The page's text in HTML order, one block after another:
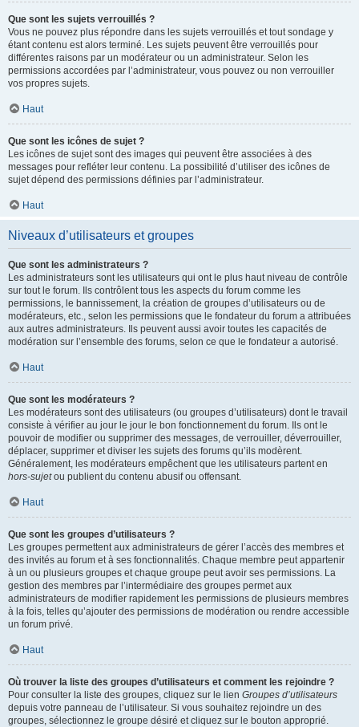
Que sont les sujets verrouillés ?
Vous ne pouvez plus répondre dans les sujets verrouillés et tout sondage y
étant contenu est alors terminé. Les sujets peuvent être verrouillés pour
différentes raisons par un modérateur ou un administrateur. Selon les
permissions accordées par l’administrateur, vous pouvez ou non verrouiller
vos propres sujets.
Haut
Que sont les icônes de sujet ?
Les icônes de sujet sont des images qui peuvent être associées à des
messages pour refléter leur contenu. La possibilité d’utiliser des icônes de
sujet dépend des permissions définies par l’administrateur.
Haut
Niveaux d’utilisateurs et groupes
Que sont les administrateurs ?
Les administrateurs sont les utilisateurs qui ont le plus haut niveau de contrôle
sur tout le forum. Ils contrôlent tous les aspects du forum comme les
permissions, le bannissement, la création de groupes d’utilisateurs ou de
modérateurs, etc., selon les permissions que le fondateur du forum a attribuées
aux autres administrateurs. Ils peuvent aussi avoir toutes les capacités de
modération sur l’ensemble des forums, selon ce que le fondateur a autorisé.
Haut
Que sont les modérateurs ?
Les modérateurs sont des utilisateurs (ou groupes d’utilisateurs) dont le travail
consiste à vérifier au jour le jour le bon fonctionnement du forum. Ils ont le
pouvoir de modifier ou supprimer des messages, de verrouiller, déverrouiller,
déplacer, supprimer et diviser les sujets des forums qu’ils modèrent.
Généralement, les modérateurs empêchent que les utilisateurs partent en
hors-sujetou publient du contenu abusif ou offensant.
Haut
Que sont les groupes d’utilisateurs ?
Les groupes permettent aux administrateurs de gérer l’accès des membres et
des invités au forum et à ses fonctionnalités. Chaque membre peut appartenir
à un ou plusieurs groupes et chaque groupe peut avoir ses permissions. La
gestion des membres par l’intermédiaire des groupes permet aux
administrateurs de modifier rapidement les permissions de plusieurs membres
à la fois, telles qu’ajouter des permissions de modération ou rendre accessible
un forum privé.
Haut
Où trouver la liste des groupes d’utilisateurs et comment les rejoindre ?
Pour consulter la liste des groupes, cliquez sur le lien Groupes d’utilisateurs
depuis votre panneau de l’utilisateur. Si vous souhaitez rejoindre un des
groupes, sélectionnez le groupe désiré et cliquez sur le bouton approprié.